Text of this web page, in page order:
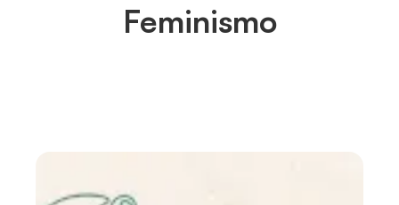
Feminismo